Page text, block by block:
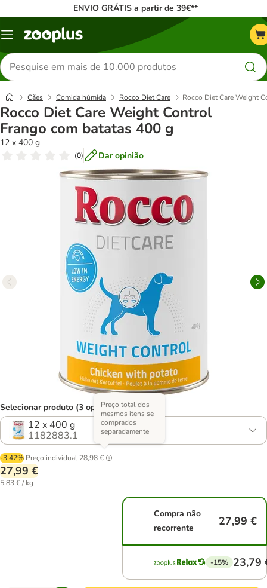
ENVIO GRÁTIS a partir de 39€**
Menu
Pesquisar
produtos
Cães Comida húmida Rocco Diet Care Rocco Diet Care Weight
Rocco Diet Care Weight Control
Frango com batatas 400 g
12 x 400 g
(0) Dar opinião
Selecionar produto (3 opções)
12 x 400 g
1182883.1
-3.42% Preço individual 28,98 €
Preço total dos
mesmos itens se
comprados
separadamente
27,99 €
5,83 € / kg
Compra não
recorrente
27,99 €
-15% 23,79